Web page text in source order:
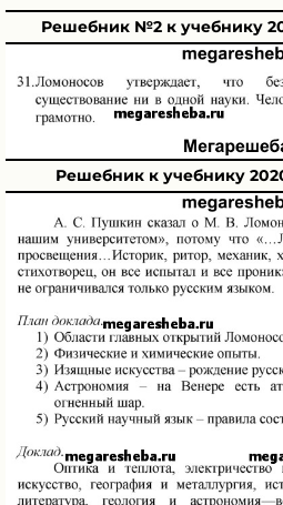
Решебник №2 к учебнику
Решебник к учебнику